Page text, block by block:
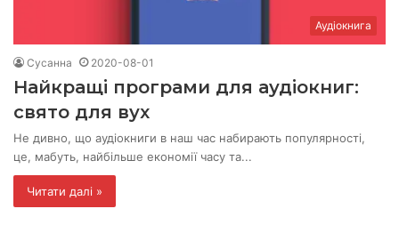
Аудіокнига
Сусанна 2020-08-01
Найкращі програми для аудіокниг:
свято для вух
Не дивно, що аудіокниги в наш час набирають популярності,
це, мабуть, найбільше економії часу та...
Читати далі »